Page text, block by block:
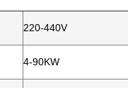
220-440V
4-90KW